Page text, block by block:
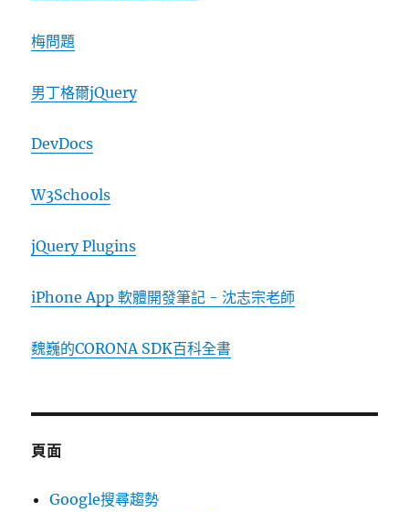
梅問題
男丁格爾jQuery
DevDocs
W3Schools
jQuery Plugins
iPhone App 軟體開發筆記 - 沈志宗老師
魏巍的CORONA SDK百科全書
頁面
Google搜尋趨勢